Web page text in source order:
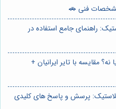
فنی 🚗
راهنمای جامع استفاده در
مقایسه با تایر ایرانیان +
پلاستیک: پرسش و پاسخ های کلیدی